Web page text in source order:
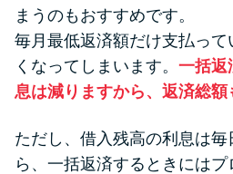
まうのもおすすめです。
毎月最低返済額だけ支払っ
くなってしまいます。 一括返
息は減りますから、返済総
ただし、借入残高の利息は
ら、一括返済するときには